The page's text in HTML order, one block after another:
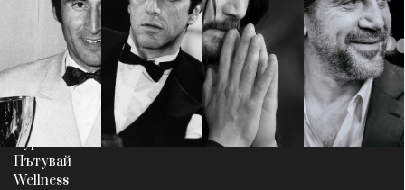
Wine&Dine
Подкасти
Dialogue
Изкуство
Красота
Цветно
Гурме
Пътувай
Wellness
Условия за
ползване
За нас
Реклама
Политика за
поверителност
ModerenDom